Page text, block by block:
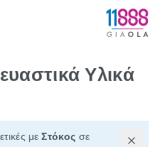
Υλικά
μεΣτόκος σε